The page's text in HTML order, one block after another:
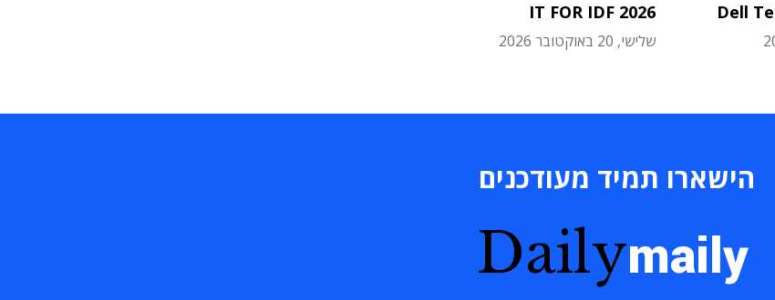
Dell
IT FOR IDF 2026
שלישי, 20 באוקטובר 2026
הישארו תמיד מעודכנים
Dailymaily